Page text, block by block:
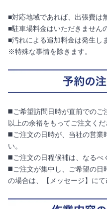
■対応地域であれば、出張費は
■駐車場料金はいただきません
■汚れによる追加料金は発生し
※特殊な事情を除きます。
◼️ご希望訪問日時が直前でのご
以上の余裕をもってご注文くだ
◼️ご注文の日時が、当社の営業
い。
◼️ご注文の日程候補は、なるべ
◼️ご注文が集中し、ご希望の日
の場合は、【メッセージ】にて